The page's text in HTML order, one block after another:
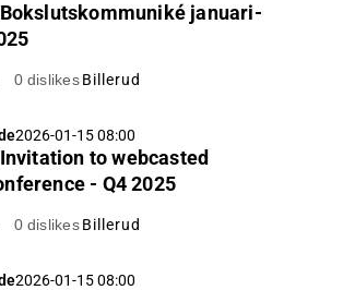
januari-
0 dislikes Billerud
2026-01-15 08:00
to webcasted
- Q4 2025
0 dislikes Billerud
2026-01-15 08:00